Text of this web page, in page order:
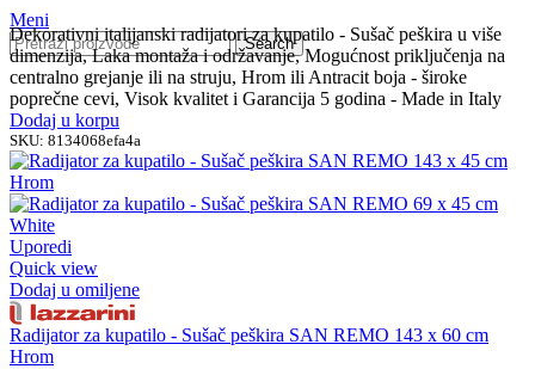
Meni
Search
Dekorativni italijanski radijatori za kupatilo - Sušač peškira u više
dimenzija, Laka montaža i održavanje, Mogućnost priključenja na
centralno grejanje ili na struju, Hrom ili Antracit boja - široke
poprečne cevi, Visok kvalitet i Garancija 5 godina - Made in Italy
Dodaj u korpu
SKU: 8134068efa4a
Uporedi
Quick view
Dodaj u omiljene
Radijator za kupatilo - Sušač peškira SAN REMO 143 x 60 cm
Hrom